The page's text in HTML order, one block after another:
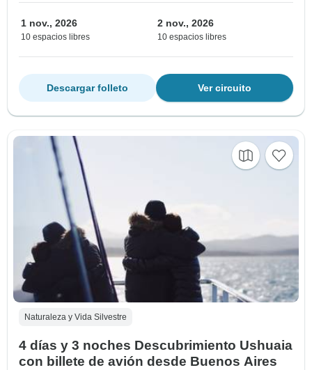
1 nov., 2026
10 espacios libres
2 nov., 2026
10 espacios libres
Ver circuito
Descargar folleto
Naturaleza y Vida Silvestre
4 días y 3 noches Descubrimiento Ushuaia
con billete de avión desde Buenos Aires